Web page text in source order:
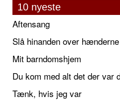
10 nyeste
Aftensang
Slå hinanden over hænderne
Mit barndomshjem
Du kom med alt det der var
Tænk, hvis jeg var